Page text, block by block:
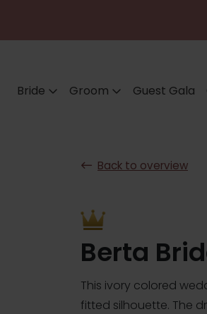
Bride Groom Guest Gala
Back to overview
Berta
This ivory colored
fitted silhouette. The